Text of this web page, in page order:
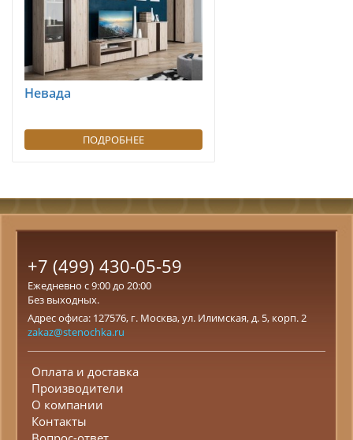
Невада
ПОДРОБНЕЕ
+7 (499) 430-05-59
Ежедневно с 9:00 до 20:00
Без выходных.
Адрес офиса: 127576, г. Москва, ул. Илимская, д. 5, корп. 2
zakaz@stenochka.ru
Оплата и доставка
Производители
О компании
Контакты